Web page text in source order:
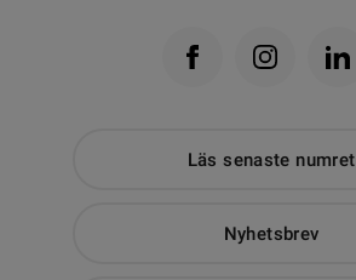
Läs senaste numret
Nyhetsbrev